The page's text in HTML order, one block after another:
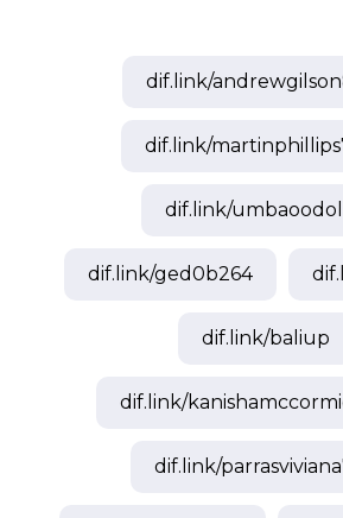
dif.link/
dif.link/
dif.link/
dif.link/ged0b264
dif.link/baliup
dif.link/
dif.link/